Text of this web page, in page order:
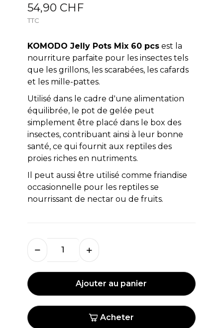
54,90 CHF
TTC
KOMODO Jelly Pots Mix 60 pcsest la
nourriture parfaite pour les insectes tels
que les grillons, les scarabées, les cafards
et les mille-pattes.
Utilisé dans le cadre d'une alimentation
équilibrée, le pot de gelée peut
simplement être placé dans le box des
insectes, contribuant ainsi à leur bonne
santé, ce qui fournit aux reptiles des
proies riches en nutriments.
Il peut aussi être utilisé comme friandise
occasionnelle pour les reptiles se
nourrissant de nectar ou de fruits.
Ajouter au panier
Acheter